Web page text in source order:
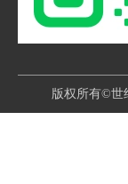
版权所有©世